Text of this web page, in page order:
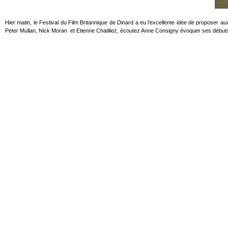
Hier matin, le Festival du Film Britannique de Dinard a eu l'excellente idée de proposer
Peter Mullan, Nick Moran et Etienne Chatiliez, écoutez Anne Consigny évoquer ses